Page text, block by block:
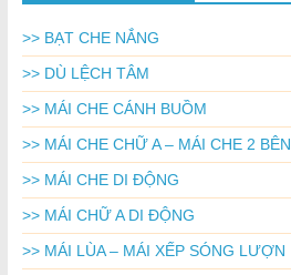
>> BẠT CHE NẮNG
>> DÙ LỆCH TÂM
>> MÁI CHE CÁNH BUỒM
>> MÁI CHE CHỮ A – MÁI CHE 2 BÊN
>> MÁI CHE DI ĐỘNG
>> MÁI CHỮ A DI ĐỘNG
>> MÁI LÙA – MÁI XẾP SÓNG LƯỢN